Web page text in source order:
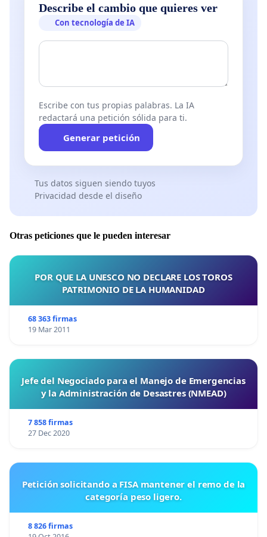
Describe el cambio que quieres ver
Con tecnología de IA
Escribe con tus propias palabras. La IA
redactará una petición sólida para ti.
Generar petición
Tus datos siguen siendo tuyos
Privacidad desde el diseño
Otras peticiones que le pueden interesar
POR QUE LA UNESCO NO DECLARE LOS TOROS
PATRIMONIO DE LA HUMANIDAD
68 363 firmas
19 Mar 2011
Jefe del Negociado para el Manejo de Emergencias
y la Administración de Desastres (NMEAD)
7 858 firmas
27 Dec 2020
Petición solicitando a FISA mantener el remo de la
categoría peso ligero.
8 826 firmas